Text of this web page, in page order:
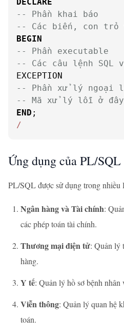
-- Phần khai báo
-- Các biến, con trỏ
BEGIN
-- Phần executable
-- Các câu lệnh SQL
-- Phần xử lý ngoại
-- Mã xử lý lỗi ở đây
END
/
Ứng dụng của PL/SQL
PL/SQL được sử dụng trong nhiều
Ngân hàng và Tài chính:
các phép toán tài chính.
Thương mại điện tử: Quản lý
hàng.
Y tế: Quản lý hồ sơ bệnh nhân
Viễn thông: Quản lý quan hệ
toán.